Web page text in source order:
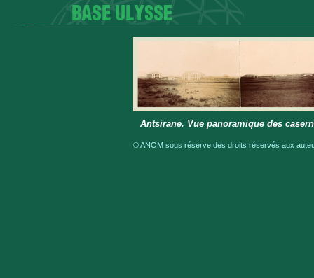
Antsirane. Vue panoramique des
© ANOM sous réserve des droits réservés aux